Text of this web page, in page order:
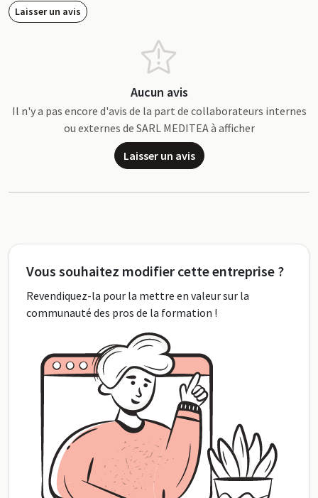
Laisser un avis
Aucun avis
Il n'y a pas encore d'avis de la part de collaborateurs internes
ou externes de SARL MEDITEA à afficher
Laisser un avis
Vous souhaitez modifier cette entreprise ?
Revendiquez-la pour la mettre en valeur sur la
communauté des pros de la formation !